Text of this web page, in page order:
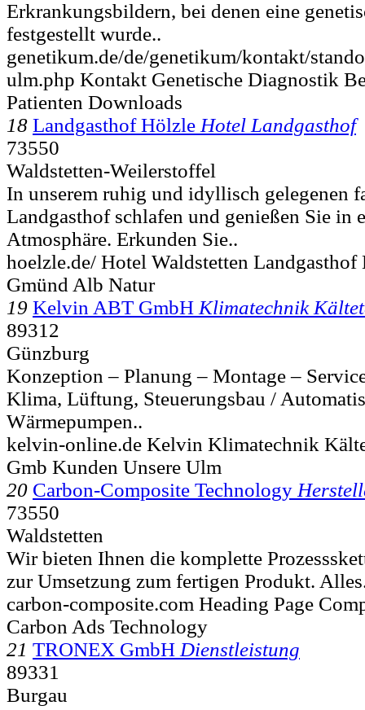
Erkrankungsbildern, bei denen eine
festgestellt wurde..
genetikum.de/de/genetikum/kontakt/
ulm.php Kontakt Genetische Diagnostik
Patienten Downloads
18 Landgasthof Hölzle Hotel Landgasthof
73550
Waldstetten-Weilerstoffel
In unserem ruhig und idyllisch gelegenen
Landgasthof schlafen und genießen Sie in
Atmosphäre. Erkunden Sie..
hoelzle.de/ Hotel Waldstetten
Gmünd Alb Natur
19 Kelvin ABT GmbH Klimatechnik
89312
Günzburg
Konzeption – Planung – Montage –
Klima, Lüftung, Steuerungsbau /
Wärmepumpen..
kelvin-online.de Kelvin Klimatechnik
Gmb Kunden Unsere Ulm
20 Carbon-Composite Technology
73550
Waldstetten
Wir bieten Ihnen die komplette
zur Umsetzung zum fertigen Produkt.
carbon-composite.com Heading Page
Carbon Ads Technology
21 TRONEX GmbH Dienstleistung
89331
Burgau